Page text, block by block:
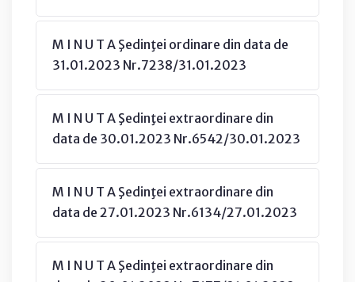
M I N U T A Şedinţei ordinare din data de
31.01.2023 Nr.7238/31.01.2023
M I N U T A Şedinţei extraordinare din
data de 30.01.2023 Nr.6542/30.01.2023
M I N U T A Şedinţei extraordinare din
data de 27.01.2023 Nr.6134/27.01.2023
M I N U T A Şedinţei extraordinare din